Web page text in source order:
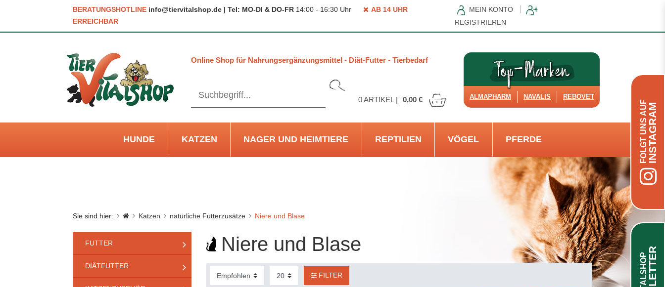
BERATUNGSHOTLINE info@tiervitalshop.de | Tel: MO-DI & DO-FR 14:00 - 16:30 Uhr
AB 14 UHR
ERREICHBAR
MEIN KONTO
REGISTRIEREN
Online Shop für Nahrungsergänzungsmittel - Diät-Futter - Tierbedarf
0ARTIKEL | 0,00 € ALMAPHARM NAVALIS REBOVET
HUNDE KATZEN NAGER UND HEIMTIERE REPTILIEN VÖGEL PFERDE
Sie sind hier: Katzen natürliche Futterzusätze Niere und Blase
FUTTER
DIÄTFUTTER
Niere und Blase
FILTER
FOLGT UNS AUFINSTAGRAM